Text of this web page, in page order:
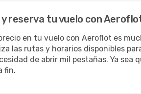
y reserva tu vuelo con
en tu vuelo con Aeroflot es
las rutas y horarios disponibles
de abrir mil pestañas. Ya
fin.